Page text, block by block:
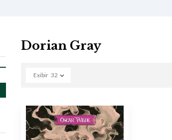
Dorian Gray
Exibir 32